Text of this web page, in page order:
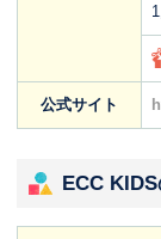
公式サイト
ECC